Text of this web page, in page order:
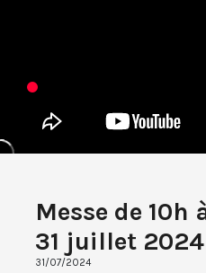
Messe de 10h
31 juillet 2024
31/07/2024